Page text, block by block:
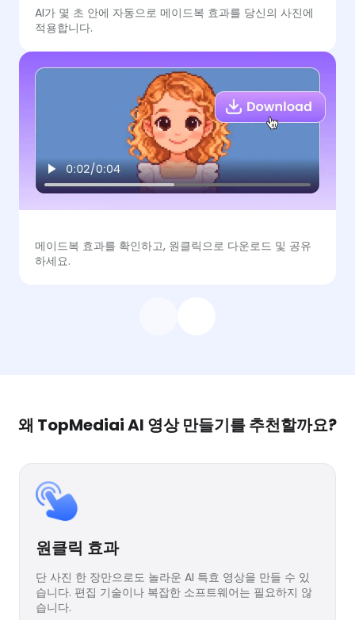
AI가 몇 초 안에 자동으로 메이드복 효과를 당신의 사진에
적용합니다.
메이드복 효과를 확인하고, 원클릭으로 다운로드 및 공유
하세요.
왜 TopMediai AI 영상 만들기를 추천할까요?
원클릭 효과
단 사진 한 장만으로도 놀라운 AI 특효 영상을 만들 수 있
습니다. 편집 기술이나 복잡한 소프트웨어는 필요하지 않
습니다.